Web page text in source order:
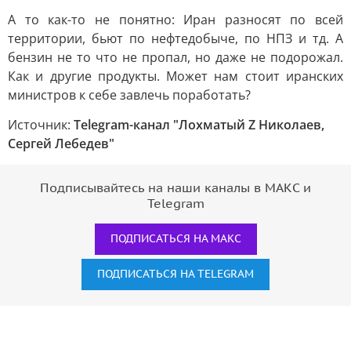
А то как-то не понятно: Иран разносят по всей
территории, бьют по нефтедобыче, по НПЗ и тд. А
бензин не то что не пропал, но даже не подорожал.
Как и другие продукты. Может нам стоит иранских
министров к себе завлечь поработать?
Источник: Telegram-канал "Лохматый Z Николаев,
Сергей Лебедев"
Подписывайтесь на наши каналы в МАКС и
Telegram
ПОДПИСАТЬСЯ НА МАКС
ПОДПИСАТЬСЯ НА TELEGRAM